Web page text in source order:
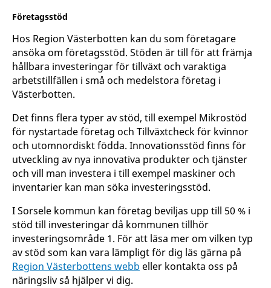
Företagsstöd
Hos Region Västerbotten kan du som företagare
ansöka om företagsstöd. Stöden är till för att främja
hållbara investeringar för tillväxt och varaktiga
arbetstillfällen i små och medelstora företag i
Västerbotten.
Det finns flera typer av stöd, till exempel Mikrostöd
för nystartade företag och Tillväxtcheck för kvinnor
och utomnordiskt födda. Innovationsstöd finns för
utveckling av nya innovativa produkter och tjänster
och vill man investera i till exempel maskiner och
inventarier kan man söka investeringsstöd.
I Sorsele kommun kan företag beviljas upp till 50 % i
stöd till investeringar då kommunen tillhör
investeringsområde 1. För att läsa mer om vilken typ
av stöd som kan vara lämpligt för dig läs gärna på
Region Västerbottens webb eller kontakta oss på
näringsliv så hjälper vi dig.